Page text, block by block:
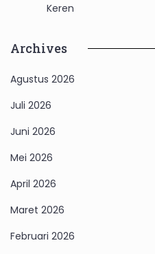
Keren
Archives
Agustus 2026
Juli 2026
Juni 2026
Mei 2026
April 2026
Maret 2026
Februari 2026